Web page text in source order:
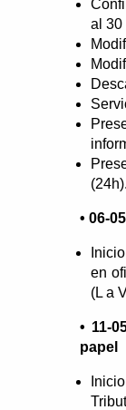
al 30
(24h).
• 06-
en
(L a
• 11-
papel